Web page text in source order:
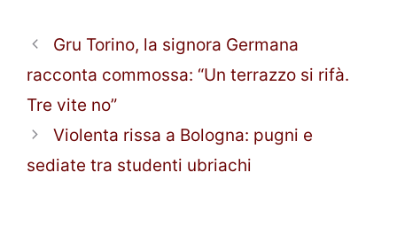
Gru Torino, la signora Germana
racconta commossa: “Un terrazzo si rifà.
Tre vite no”
Violenta rissa a Bologna: pugni e
sediate tra studenti ubriachi